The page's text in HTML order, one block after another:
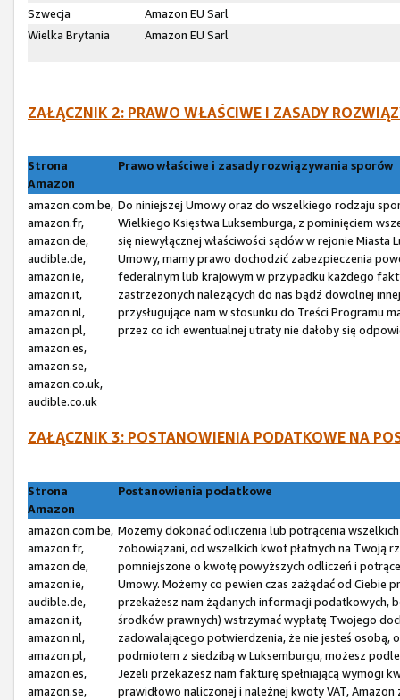
Szwecja
Amazon EU Sarl
Wielka Brytania
Amazon EU Sarl
ZAŁĄCZNIK 2: PRAWO WŁAŚCIWE I ZASADY
Strona
Amazon
Prawo właściwe i zasady rozwiązywania sporów
amazon.com.be,
amazon.fr,
amazon.de,
audible.de,
amazon.ie,
amazon.it,
amazon.nl,
amazon.pl,
amazon.es,
amazon.se,
amazon.co.uk,
audible.co.uk
Do niniejszej Umowy oraz do wszelkiego rodzaju
Wielkiego Księstwa Luksemburga, z pominięciem
się niewyłącznej właściwości sądów w rejonie
Umowy, mamy prawo dochodzić zabezpieczenia
federalnym lub krajowym w przypadku każdego
zastrzeżonych należących do nas bądź dowolnej
przysługujące nam w stosunku do Treści Programu
przez co ich ewentualnej utraty nie dałoby się
ZAŁĄCZNIK 3: POSTANOWIENIA PODATKOWE NA
Strona
Amazon
Postanowienia podatkowe
amazon.com.be,
amazon.fr,
amazon.de,
amazon.ie,
audible.de,
amazon.it,
amazon.nl,
amazon.pl,
amazon.es,
amazon.se,
Możemy dokonać odliczenia lub potrącenia
zobowiązani, od wszelkich kwot płatnych na Twoją
pomniejszone o kwotę powyższych odliczeń i
Umowy. Możemy co pewien czas zażądać od Ciebie
przekażesz nam żądanych informacji podatkowych,
środków prawnych) wstrzymać wypłatę Twojego
zadowalającego potwierdzenia, że nie jesteś
podmiotem z siedzibą w Luksemburgu, możesz
Jeżeli przekażesz nam fakturę spełniającą wymogi
prawidłowo naliczonej i należnej kwoty VAT,